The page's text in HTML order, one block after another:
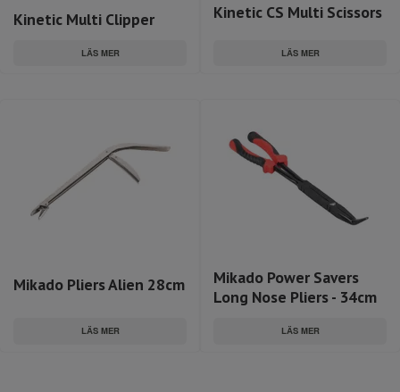
Kinetic Multi Clipper
LÄS MER
Kinetic CS Multi Scissors
LÄS MER
Mikado Pliers Alien 28cm
LÄS MER
Mikado Power Savers
Long Nose Pliers - 34cm
LÄS MER